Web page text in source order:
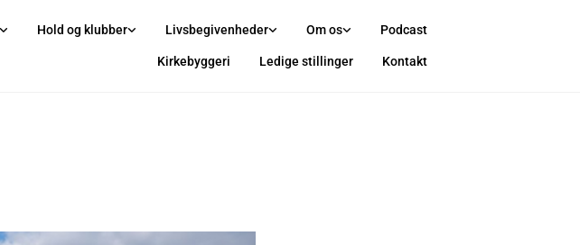
Hold og klubber Livsbegivenheder Om os Podcast
Kirkebyggeri Ledige stillinger Kontakt